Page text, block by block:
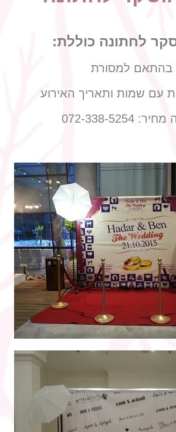
לחתונה כוללת:
בהתאם למסורת
עם שמות ותאריך האירוע
338-5254